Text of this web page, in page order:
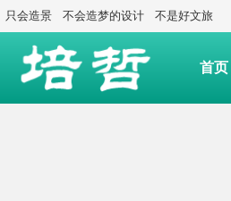
只会造景 不会造梦的设计 不是好文旅
首页